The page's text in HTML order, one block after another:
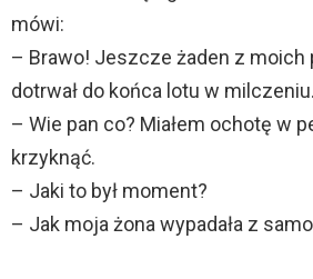
mówi:
– Brawo! Jeszcze żaden z moich
dotrwał do końca lotu w
– Wie pan co? Miałem ochotę w
krzyknąć.
– Jaki to był moment?
– Jak moja żona wypadała z